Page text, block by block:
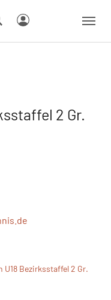
2 Gr.
Bezirksstaffel 2 Gr.